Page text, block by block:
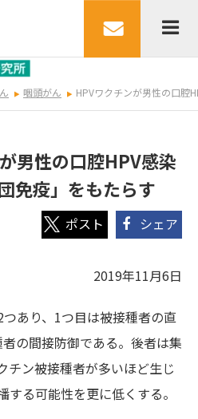
咽頭がん HPVワクチンが男性の口腔
男性の口腔HPV感染
免疫」をもたらす
シェア
2019年11月6日
あり、1つ目は被接種者の直
の間接防御である。後者は集
チン被接種者が多いほど生じ
る可能性を更に低くする。